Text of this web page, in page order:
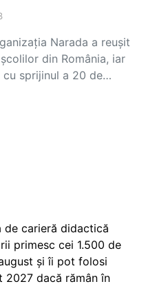
Narada a reușit
din România, iar
cu sprijinul a 20 de…
de carieră didactică
primesc cei 1.500 de
și îi pot folosi
2027 dacă rămân în